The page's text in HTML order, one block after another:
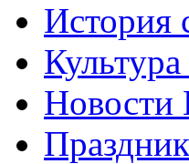
История
Новости